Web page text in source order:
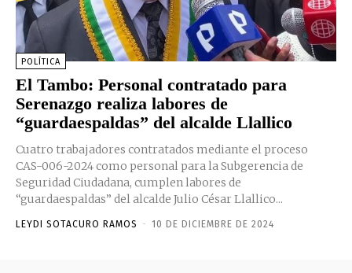
POLÍTICA
El Tambo: Personal contratado para
Serenazgo realiza labores de
“guardaespaldas” del alcalde Llallico
Cuatro trabajadores contratados mediante el proceso
CAS-006-2024 como personal para la Subgerencia de
Seguridad Ciudadana, cumplen labores de
“guardaespaldas” del alcalde Julio César Llallico...
LEYDI SOTACURO RAMOS - 10 DE DICIEMBRE DE 2024